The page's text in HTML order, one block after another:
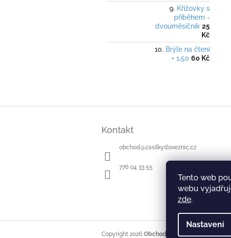
Tento web
webu
zde.
Nastavení
Křížovky s
příběhem -
dvouměsíčník 25
Kč
Brýle na čtení
+ 1,50 60 Kč
Kontakt
obchod@zasilkydoveznic.cz
776 04 33 55
Copyright 2026 Obchod Zásilky do věznic.